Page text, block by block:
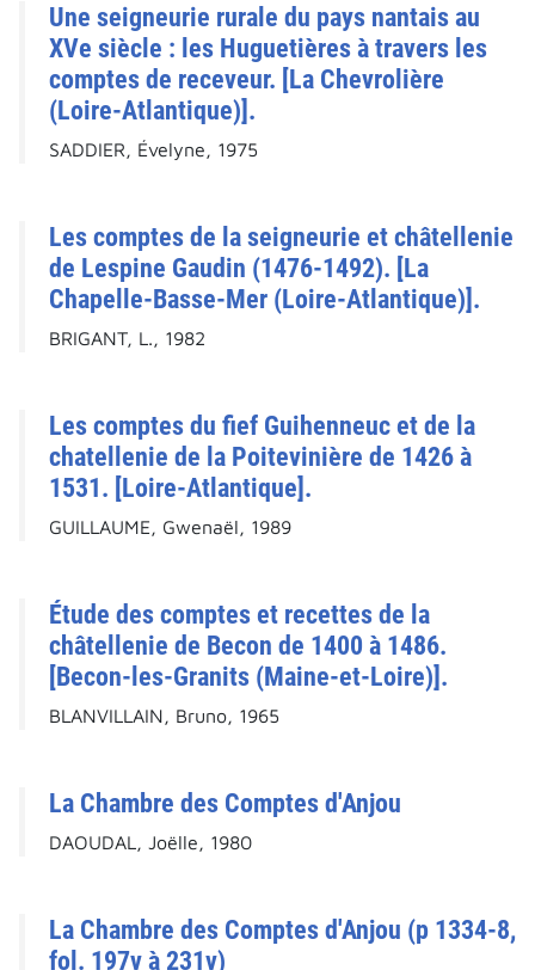
Une seigneurie rurale du pays nantais au
XVe siècle : les Huguetières à travers les
comptes de receveur. [La Chevrolière
(Loire-Atlantique)].
SADDIER, Évelyne, 1975
Les comptes de la seigneurie et châtellenie
de Lespine Gaudin (1476-1492). [La
Chapelle-Basse-Mer (Loire-Atlantique)].
BRIGANT, L., 1982
Les comptes du fief Guihenneuc et de la
chatellenie de la Poitevinière de 1426 à
1531. [Loire-Atlantique].
GUILLAUME, Gwenaël, 1989
Étude des comptes et recettes de la
châtellenie de Becon de 1400 à 1486.
[Becon-les-Granits (Maine-et-Loire)].
BLANVILLAIN, Bruno, 1965
La Chambre des Comptes d'Anjou
DAOUDAL, Joëlle, 1980
La Chambre des Comptes d'Anjou (p 1334-8,
fol. 197v à 231v)